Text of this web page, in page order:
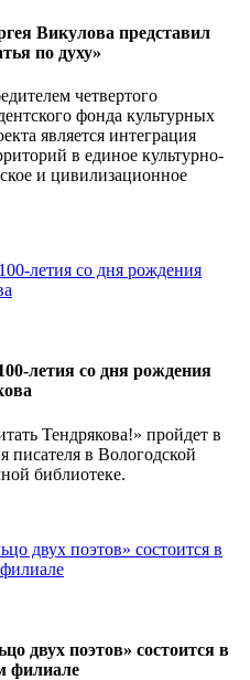
Викулова представил
по духу»
четвертого
фонда культурных
является интеграция
в единое культурно-
и цивилизационное
летия со дня рождения
Тендрякова!» пройдет в
писателя в Вологодской
библиотеке.
двух поэтов» состоится в
филиале